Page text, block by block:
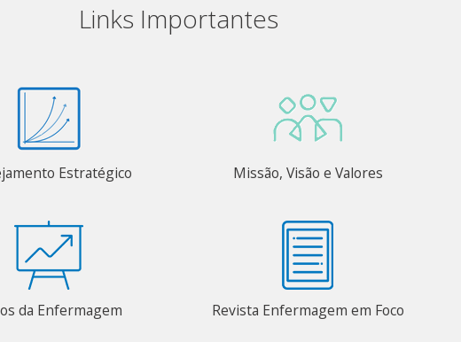
Links Importantes
Estratégico Missão, Visão e Valores
da Enfermagem Revista Enfermagem em Foco